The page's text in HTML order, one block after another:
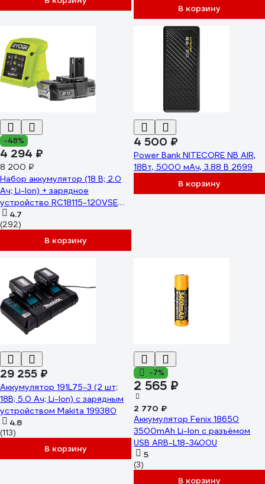
В корзину
-48%
4 294 ₽
8 200 ₽
Набор аккумулятор (18 В; 2.0
Ач; Li-Ion) + зарядное
устройство RC18115-120VSE
Ryobi 5133004897
4.7
(292)
В корзину
4 500 ₽
Power Bank NITECORE NB AIR,
18Вт, 5000 мАч, 3.88 В 2699
В корзину
29 255 ₽
Аккумулятор 191L75-3 (2 шт;
18В; 5.0 Ач; Li-Ion) с зарядным
устройством Makita 199380
4.8
(113)
В корзину
-7%
2 565 ₽
2 770 ₽
Аккумулятор Fenix 18650
3500mAh Li-Ion с разъёмом
USB ARB-L18-3400U
5
(3)
В корзину